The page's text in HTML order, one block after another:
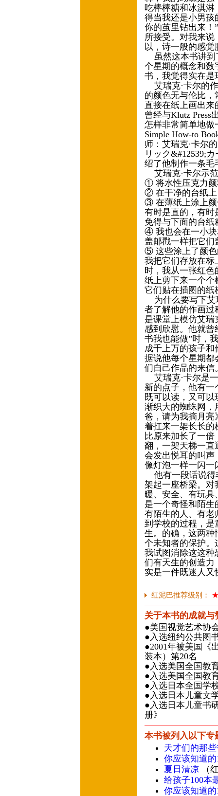
吃棒棒糖和冰淇淋
得当我还是小男孩
你的茧里钻出来！
所接受。对我来说
以，诗一般的感
虽然这本书讲到
个星期的概念和数
书，我觉得实在
艾瑞克·卡尔的
的颜色无与伦比
直接在纸上画出
曾经与Klutz Press
怎样非常简单地做
Simple How-to
师：艾瑞克·卡尔
リック&#12539;
绍了他制作一条
艾瑞克·卡尔示
① 将水性压克力
② 在干净的台纸
③ 在薄纸上涂上颜
有时是直的，有时
免得与下面的台
④ 我也会在一小块
盖邮戳一样把它
⑤ 这些涂上了颜色
我把它们存放在标
时，我从一张红
纸上剪下来一个个
它们贴在插图的纸
为什么要写下艾
者了解他的作画过
是课堂上模仿艾瑞
感到欣慰。他就曾
书我也能做”时，
成千上万的孩子
据说他每个星期都
们自己作品的来
艾瑞克·卡尔是
新的点子，他有
既可以读，又可
渐织大的蜘蛛网，
爸，请为我摘月亮
着扛来一架长长的
比原来加长了一
翻，一架天梯一直
会发出悦耳的叫声
像灯泡一样一闪
他有一段话说得
架起一座桥梁。对
暖、安全、有玩
是一个奇怪和陌
有陌生的人、有
到学校的过程，是
生。的确，这两种
个未知者的保护。
我试图消除这这种
们有天生的创造力
实是一件既迷人又
红泥巴推荐级别：
关于本书的成就与
●美国视觉艺术协
●入选纽约公共图
●2001年被美国《
装本）第20名
●入选美国全国教
●入选美国全国教
●入选日本全国学
●入选日本儿童文
●入选日本儿童书
册》
本书被列入以下专
天才们的那
你应该知道的
夏日清凉 （
给孩子100本
你应该知道的